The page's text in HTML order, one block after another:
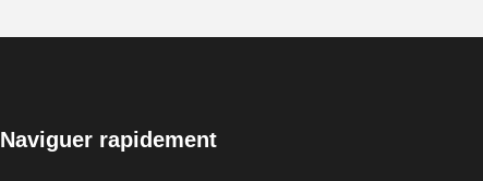
Naviguer rapidement